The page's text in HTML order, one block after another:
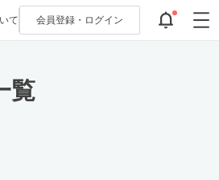
て 会員登録・ ログイン
覧